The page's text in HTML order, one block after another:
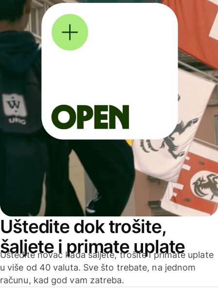
Uštedite dok trošite,
šaljete i primate uplate
Uštedite novac kada šaljete, trošite i primate uplate
u više od 40 valuta. Sve što trebate, na jednom
računu, kad god vam zatreba.